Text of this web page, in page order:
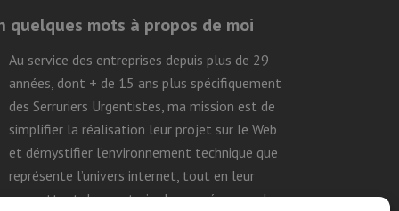
quelques mots à propos de moi
Au service des entreprises depuis plus de 29
années, dont + de 15 ans plus spécifiquement
des Serruriers Urgentistes, ma mission est de
simplifier la réalisation leur projet sur le Web
et démystifier l’environnement technique que
représente l’univers internet, tout en leur
permettant de construire leurs présences de